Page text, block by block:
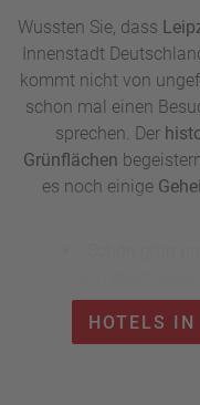
Wussten Sie, dass
Innenstadt
kommt nicht von
schon mal einen
sprechen. Der
Grünflächen
es noch einige
Schön grün
verlassene
Galerien und
HOTELS